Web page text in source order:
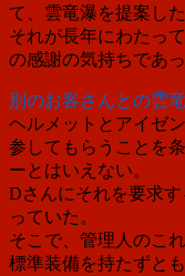
て、雲竜瀑を提案した
それが長年にわたっ
の感謝の気持ちであっ
別のお客さんとの雲
ヘルメットとアイゼ
参してもらうことを
ーとはいえない。
Dさんにそれを要求
っていた。
そこで、管理人のこ
標準装備を持たずと